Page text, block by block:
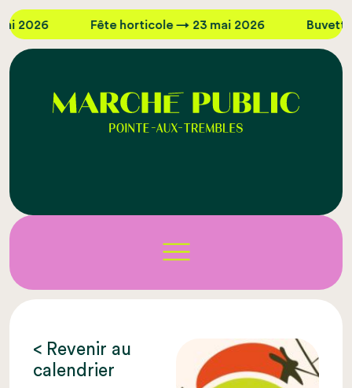
2026 Fête horticole → 23 mai 2026 Buvette
< Revenir au
calendrier